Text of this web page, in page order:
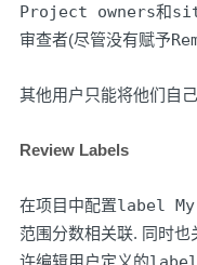
Project owners和
审查者(尽管没有赋予
其他用户只能将他们自
Review Labels
在项目中配置label
范围分数相关联. 同时也
许编辑用户定义的